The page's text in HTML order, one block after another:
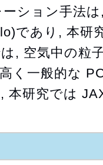
ション手法
であり, 本研
, 空気中の粒
く一般的な
本研究では